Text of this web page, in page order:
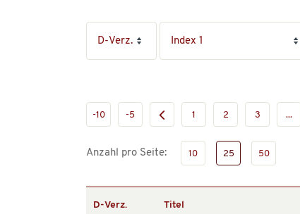
-10 -5 1 2 3 ...
Anzahl pro Seite: 10 25 50
D-Verz. Titel